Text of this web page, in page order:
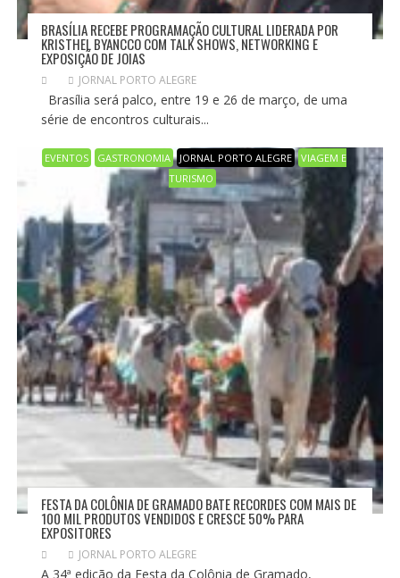
BRASÍLIA RECEBE PROGRAMAÇÃO CULTURAL LIDERADA POR
KRISTHEL BYANCCO COM TALK SHOWS, NETWORKING E
EXPOSIÇÃO DE JOIAS
JORNAL PORTO ALEGRE
Brasília será palco, entre 19 e 26 de março, de uma
série de encontros culturais...
EVENTOS GASTRONOMIA JORNAL PORTO ALEGRE
VIAGEM E
TURISMO
FESTA DA COLÔNIA DE GRAMADO BATE RECORDES COM MAIS DE
100 MIL PRODUTOS VENDIDOS E CRESCE 50% PARA
EXPOSITORES
JORNAL PORTO ALEGRE
A 34ª edição da Festa da Colônia de Gramado,